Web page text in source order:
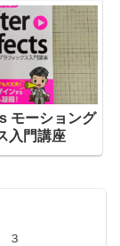
モーショング
入門講座
３